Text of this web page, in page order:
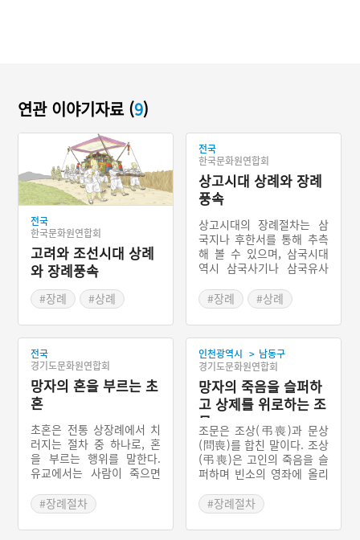
연관 이야기자료 (9)
전국
한국문화원연합회
고려와 조선시대 상례
와 장례풍속
#장례
#상례
전국
한국문화원연합회
상고시대 상례와 장례
풍속
상고시대의 장례절차는 삼
국지나 후한서를 통해 추측
해 볼 수 있으며, 삼국시대
역시 삼국사기나 삼국유사
상고시대에는 순장의 풍습
이 있었다. 순장은 죽은 사
람의 처와 노비를 함께 묻는
제도이다. 순장제는 우리나
라 뿐만 아니라 전세계에서
있던 풍습이다. 또한 동옥저
에서는 가매장을 하는 풍습
이 있었다. 장례를 2번 치루
는 복장제와 최근까지 일부
지역에서 확인되었던 초분
이 여기서 유래되었음을 확
인할 수 있다.
#장례
#상례
전국
경기도문화원연합회
망자의 혼을 부르는 초
혼
초혼은 전통 상장례에서 치
러지는 절차 중 하나로, 혼
을 부르는 행위를 말한다.
유교에서는 사람이 죽으면
는데, 몸을 빠져나온 혼을
불러 육신으로 다시 돌아가
게 함으로써 망자가 다시 살
#장례절차
인천광역시 > 남동구
경기도문화원연합회
망자의 죽음을 슬퍼하
고 상제를 위로하는 조
문
조문은 조상(弔喪)과 문상
(問喪)를 합친 말이다. 조상
(弔喪)은 고인의 죽음을 슬
퍼하며 빈소의 영좌에 올리
상(問喪)은 상주들에게 상
을 당한 것을 위로하는 예를
말한다. 옛날에는 고인과 생
#장례절차